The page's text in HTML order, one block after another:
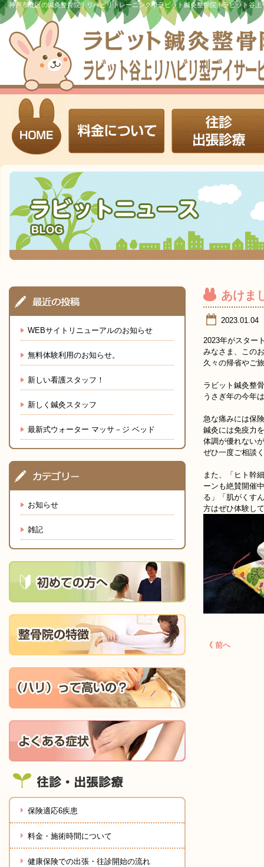
神戸市北区の鍼灸整骨院｜リハビリトレーニング｜ラビット鍼灸整骨院｜ラビット谷
WEBサイトリニューアルのお知らせ
無料体験利用のお知らせ。
新しい看護スタッフ！
新しく鍼灸スタッフ
最新式ウォーター マッサ－ジ ベッド
お知らせ
雑記
保険適応6疾患
料金・施術時間について
健康保険での出張・往診開始の流れ
あけま
2023.01.04
2023年がスター
みなさま、この
久々の帰省やご
ラビット鍼灸整
うさぎ年の今年
急な痛みには保
鍼灸には免疫力
体調が優れない
ぜひ一度ご相談
また、「ヒト幹
ーンも絶賛開催
る」「肌がくす
方はぜひ体験し
《 前へ